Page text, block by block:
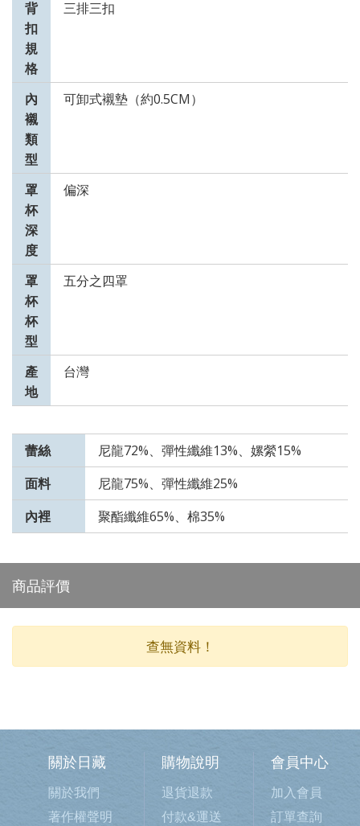
背
扣
規
格
三排三扣
內
襯
類
型
可卸式襯墊（約0.5CM）
罩
杯
深
度
偏深
罩
杯
杯
型
五分之四罩
產
地
台灣
蕾絲
尼龍72%、彈性纖維13%、嫘縈15%
面料
尼龍75%、彈性纖維25%
內裡
聚酯纖維65%、棉35%
商品評價
查無資料！
關於日藏
關於我們
著作權聲明
購物說明
退貨退款
付款&運送
會員中心
加入會員
訂單查詢